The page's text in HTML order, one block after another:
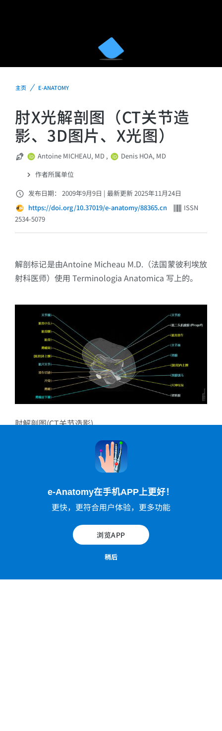
e-Anatomy在手机APP上更好！
更快，更符合用户体验，更多功能
浏览APP
稍后
主页 E-ANATOMY
肘X光解剖图（CT关节造
影、3D图片、X光图）
Antoine MICHEAU, MD ,
Denis HOA, MD
作者所属单位
发布日期： 2009年9月9日 | 最新更新 2025年11月24日
https://doi.org/10.37019/e-anatomy/88365.cn
ISSN
2534-5079
解剖标记是由Antoine Micheau M.D.（法国蒙彼利埃放
射科医师）使用 Terminologia Anatomica 写上的。
肘解剖图(CT关节造影)
肘关节